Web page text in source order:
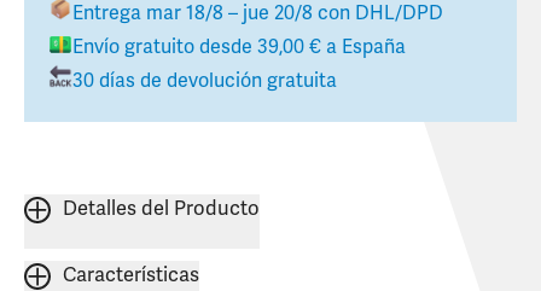
Entrega mar 18/8 – jue 20/8 con DHL/DPD
Envío gratuito desde 39,00 € a España
30 días de devolución gratuita
Detalles del Producto
Características